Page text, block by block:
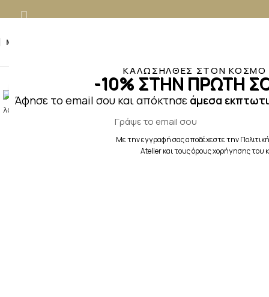
ΚΑΛΩΣΗΛΘΕΣ ΣΤΟΝ ΚΟΣΜΟ
-10% ΣΤΗΝ ΠΡΩΤΗ
Άφησε το email σου και απόκτησε άμεσα
Με την εγγραφή σας αποδέχεστε την
Atelier και τους όρους χορήγησης του
MENU
Κλικ για μεγέθυνση